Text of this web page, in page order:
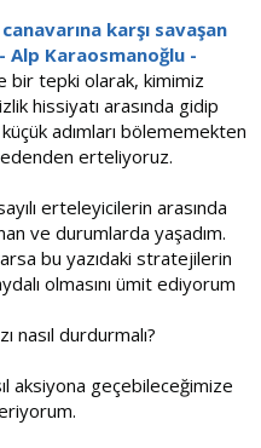
karşı savaşan
Alp Karaosmanoğlu -
bir tepki olarak, kimimiz
hissiyatı arasında gidip
adımları bölememekten
erteliyoruz.
erteleyicilerin arasında
ve durumlarda yaşadım.
bu yazıdaki stratejilerin
olmasını ümit ediyorum
nasıl durdurmalı?
aksiyona geçebileceğimize